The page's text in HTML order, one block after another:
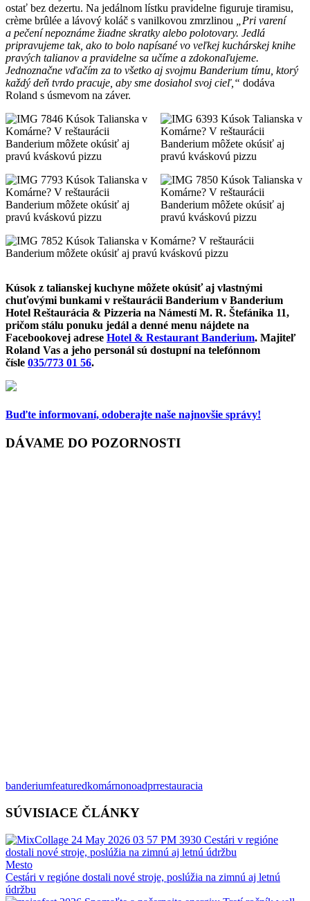
ostať bez dezertu. Na jedálnom lístku pravidelne figuruje tiramisu,
crème brûlée a lávový koláč s vanilkovou zmrzlinou
„Pri varení
a pečení nepoznáme žiadne skratky alebo polotovary. Jedlá
pripravujeme tak, ako to bolo napísané vo veľkej kuchárskej knihe
pravých talianov a pravidelne sa učíme a zdokonaľujeme.
Jednoznačne vďačím za to všetko aj svojmu Banderium tímu, ktorý
každý deň tvrdo pracuje, aby sme dosiahol svoj cieľ,“ dodáva
Roland s úsmevom na záver.
Kúsok z talianskej kuchyne môžete okúsiť aj vlastnými
chuťovými bunkami v reštaurácii Banderium v Banderium
Hotel Reštaurácia & Pizzeria na Námestí M. R. Štefánika 11,
pričom stálu ponuku jedál a denné menu nájdete na
Facebookovej adrese Hotel & Restaurant Banderium. Majiteľ
Roland Vas a jeho personál sú dostupní na telefónnom
čísle 035/773 01 56.
Buďte informovaní, odoberajte naše najnovšie správy!
DÁVAME DO POZORNOSTI
banderiumfeaturedkomárnonoadprrestauracia
SÚVISIACE ČLÁNKY
Mesto
Cestári v regióne dostali nové stroje, poslúžia na zimnú aj letnú
údržbu